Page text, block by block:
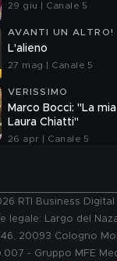
29 giu | Canale 5
AVANTI UN ALTRO!
L'alieno
27 mag | Canale 5
VERISSIMO
Marco Bocci: "La
Laura Chiatti"
26 apr | Canale 5
RTI Business Digital
legale: Largo del
20093 Cologno
- Gruppo MFE